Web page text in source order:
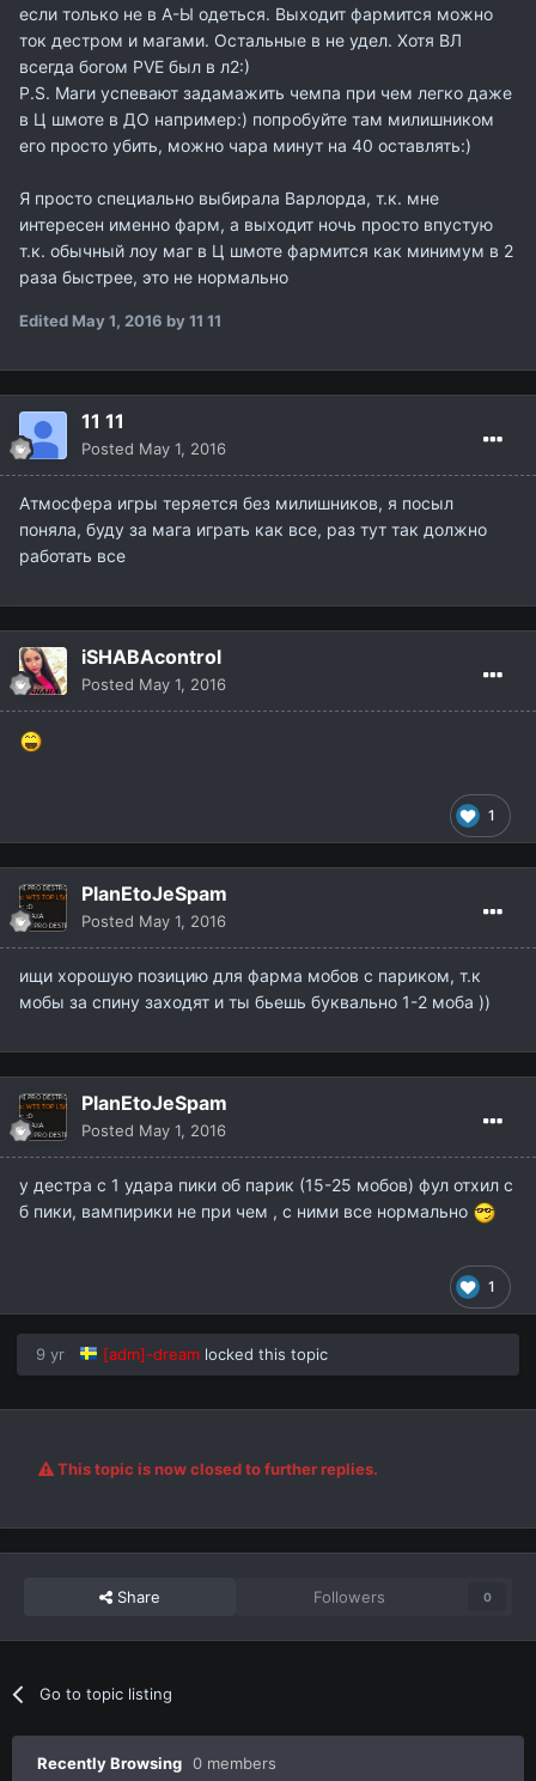
если только не в А-Ы одеться. Выходит фармится можно
ток дестром и магами. Остальные в не удел. Хотя ВЛ
всегда богом PVE был в л2:)
P.S. Маги успевают задамажить чемпа при чем легко даже
в Ц шмоте в ДО например:) попробуйте там милишником
его просто убить, можно чара минут на 40 оставлять:)
Я просто специально выбирала Варлорда, т.к. мне
интересен именно фарм, а выходит ночь просто впустую
т.к. обычный лоу маг в Ц шмоте фармится как минимум в 2
раза быстрее, это не нормально
Edited May 1, 2016 by 11 11
11 11
Posted May 1, 2016
Атмосфера игры теряется без милишников, я посыл
поняла, буду за мага играть как все, раз тут так должно
работать все
iSHABAcontrol
Posted May 1, 2016
1
PlanEtoJeSpam
Posted May 1, 2016
ищи хорошую позицию для фарма мобов с париком, т.к
мобы за спину заходят и ты бьешь буквально 1-2 моба ))
PlanEtoJeSpam
Posted May 1, 2016
у дестра с 1 удара пики об парик (15-25 мобов) фул отхил с
б пики, вампирики не при чем , с ними все нормально
1
9 yr [adm]-dream locked this topic
This topic is now closed to further replies.
Share Followers 0
Go to topic listing
Recently Browsing 0 members